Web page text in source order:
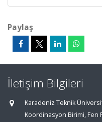
Paylaş
İletişim Bilgileri
Karadeniz Teknik
Koordinasyon Birimi, Fen